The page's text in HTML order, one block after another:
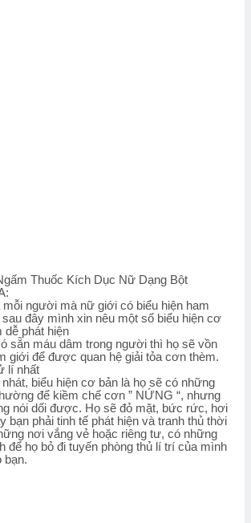
Thuốc Kích Dục Nữ Dạng Bột
người mà nữ giới có biểu hiện ham
đây mình xin nêu một số biểu hiện cơ
dễ phát hiện
sẵn máu dâm trong người thì họ sẽ vồn
giới để được quan hệ giải tỏa cơn thèm.
lí nhất
biểu hiện cơ bản là họ sẽ có những
để kiềm chế cơn ” NỨNG “, nhưng
nói dối được. Họ sẽ đỏ mặt, bức rức, hơi
bạn phải tinh tế phát hiện và tranh thủ thời
nơi vắng vẻ hoặc riêng tư, có những
để họ bỏ đi tuyến phòng thủ lí trí của mình
bạn.